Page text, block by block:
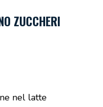
ZUCCHERI
nel latte